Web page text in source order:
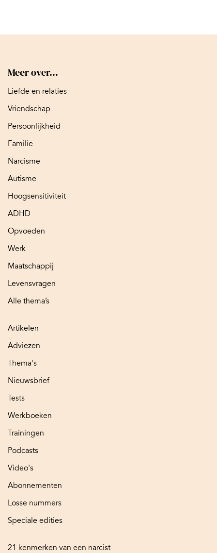
Meer over...
Liefde en relaties
Vriendschap
Persoonlijkheid
Familie
Narcisme
Autisme
Hoogsensitiviteit
ADHD
Opvoeden
Werk
Maatschappij
Levensvragen
Alle thema’s
Artikelen
Adviezen
Thema's
Nieuwsbrief
Tests
Werkboeken
Trainingen
Podcasts
Video's
Abonnementen
Losse nummers
Speciale edities
21 kenmerken van een narcist